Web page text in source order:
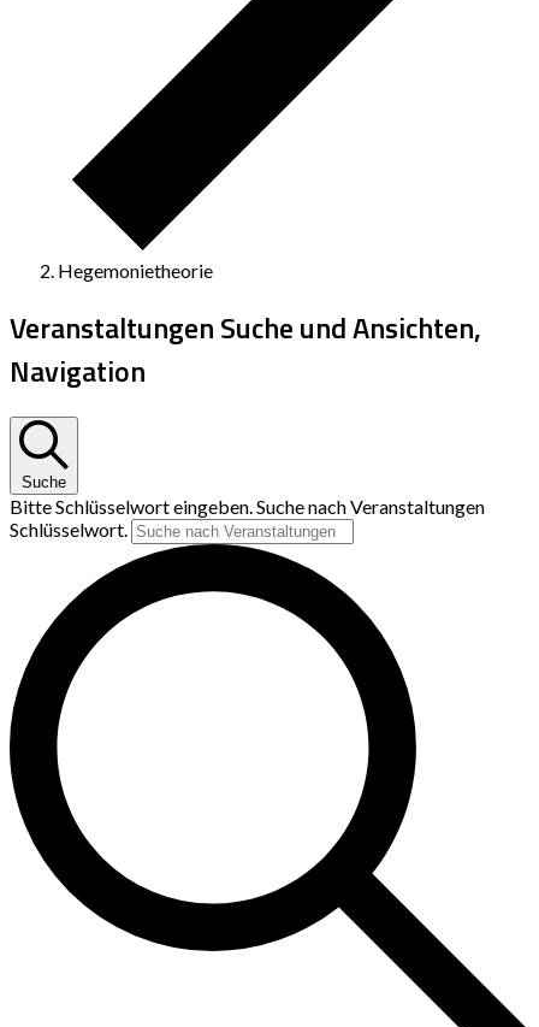
Hegemonietheorie
Veranstaltungen Suche und Ansichten,
Navigation
Suche
Bitte Schlüsselwort eingeben. Suche nach Veranstaltungen
Schlüsselwort.